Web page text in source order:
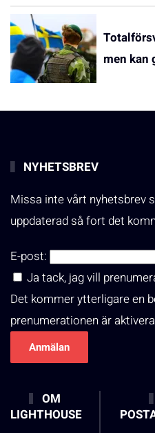
men kan
NYHETSBREV
Missa inte vårt nyhetsbrev
uppdaterad så fort det
E-post:
Ja tack, jag vill
Det kommer ytterligare en
prenumerationen är
OM
LIGHTHOUSE